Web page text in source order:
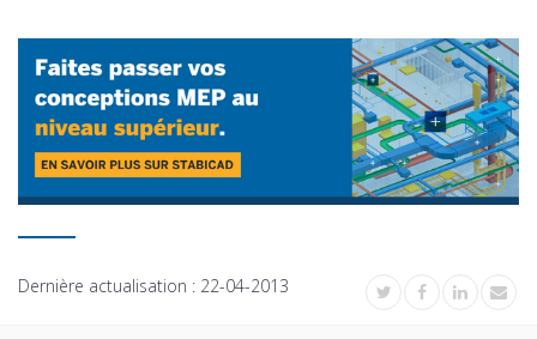
Dernière actualisation : 22-04-2013